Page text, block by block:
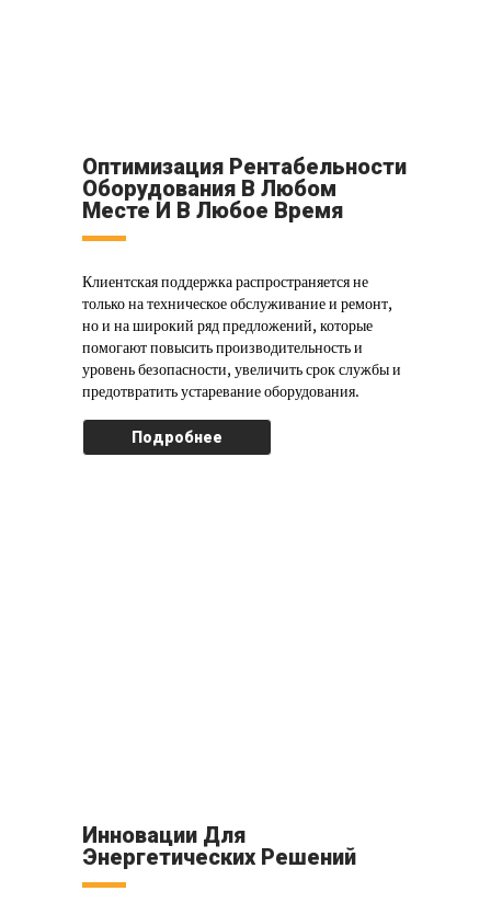
Оптимизация Рентабельности
Оборудования В Любом
Месте И В Любое Время
Клиентская поддержка распространяется не
только на техническое обслуживание и ремонт,
но и на широкий ряд предложений, которые
помогают повысить производительность и
уровень безопасности, увеличить срок службы и
предотвратить устаревание оборудования.
Подробнее
Инновации Для
Энергетических Решений